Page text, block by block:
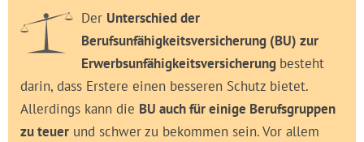
Der Unterschied der
Berufsunfähigkeitsversicherung (BU) zur
Erwerbsunfähigkeitsversicherung besteht
darin, dass Erstere einen besseren Schutz bietet.
Allerdings kann die BU auch für einige Berufsgruppen
zu teuer und schwer zu bekommen sein. Vor allem